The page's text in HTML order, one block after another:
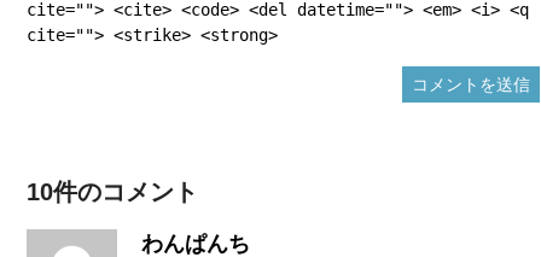
cite=""> <cite> <code> <del datetime=""> <em> <i> <q
cite=""> <strike> <strong>
10件のコメント
わんぱんち